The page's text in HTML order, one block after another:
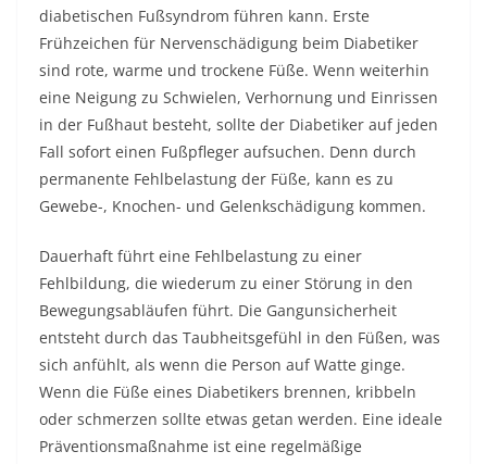
diabetischen Fußsyndrom führen kann. Erste
Frühzeichen für Nervenschädigung beim Diabetiker
sind rote, warme und trockene Füße. Wenn weiterhin
eine Neigung zu Schwielen, Verhornung und Einrissen
in der Fußhaut besteht, sollte der Diabetiker auf jeden
Fall sofort einen Fußpfleger aufsuchen. Denn durch
permanente Fehlbelastung der Füße, kann es zu
Gewebe-, Knochen- und Gelenkschädigung kommen.
Dauerhaft führt eine Fehlbelastung zu einer
Fehlbildung, die wiederum zu einer Störung in den
Bewegungsabläufen führt. Die Gangunsicherheit
entsteht durch das Taubheitsgefühl in den Füßen, was
sich anfühlt, als wenn die Person auf Watte ginge.
Wenn die Füße eines Diabetikers brennen, kribbeln
oder schmerzen sollte etwas getan werden. Eine ideale
Präventionsmaßnahme ist eine regelmäßige